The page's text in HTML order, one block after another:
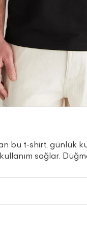
bu t-shirt, günlük
sağlar.